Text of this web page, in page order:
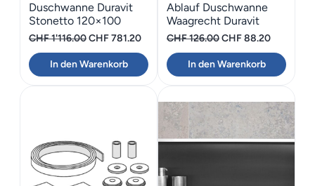
Duschwanne Duravit
Stonetto 120×100
CHF1'116.00Ursprünglicher
Preis
war:
CHF781.20Aktueller
Preis
ist:
In den Warenkorb
Ablauf Duschwanne
Waagrecht Duravit
Mörtelbett Stonetto
CHF126.00Ursprünglicher
Preis
war:
CHF88.20Aktueller
Preis
In den Warenkorb